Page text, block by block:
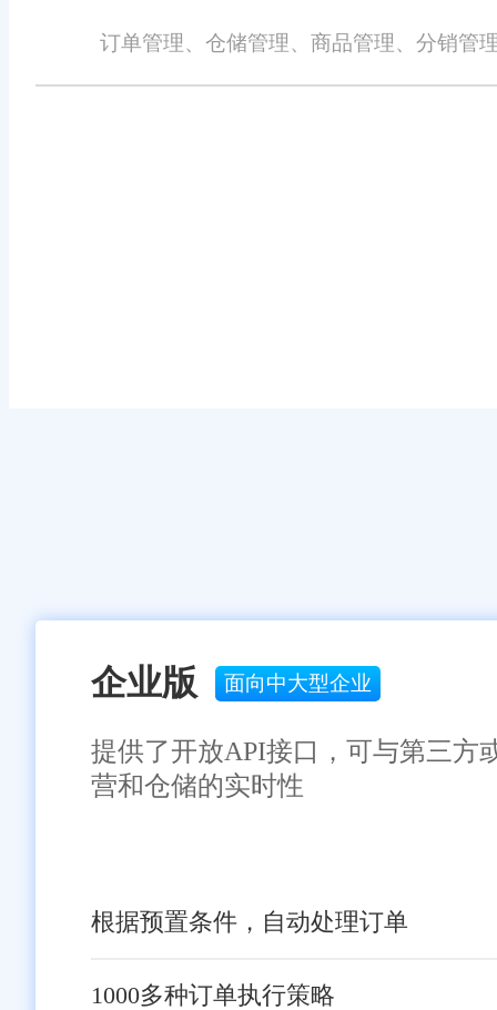
订单管理、仓储管理、商品管理、分销管
企业版 面向中大型企业
提供了开放API接口，可与第三方
营和仓储的实时性
根据预置条件，自动处理订单
1000多种订单执行策略